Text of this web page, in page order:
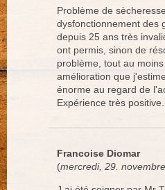
Problème de
dysfonctionnement des
depuis 25 ans très
ont permis, sinon de
problème, tout au
amélioration que
énorme au regard de
Expérience très positive.
Francoise Diomar
(mercredi, 29.